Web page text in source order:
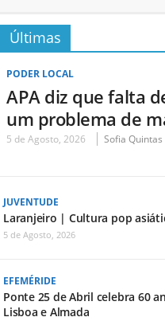
Últimas
PODER LOCAL
APA diz que falta
um problema de
5 de Agosto, 2026 Sofia Quintas
JUVENTUDE
Laranjeiro | Cultura pop
5 de Agosto, 2026
EFEMÉRIDE
Ponte 25 de Abril celebra 60
Lisboa e Almada